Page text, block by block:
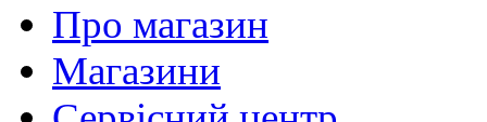
Про магазин
Магазини